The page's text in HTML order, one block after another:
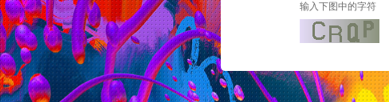
输入下图中的字符